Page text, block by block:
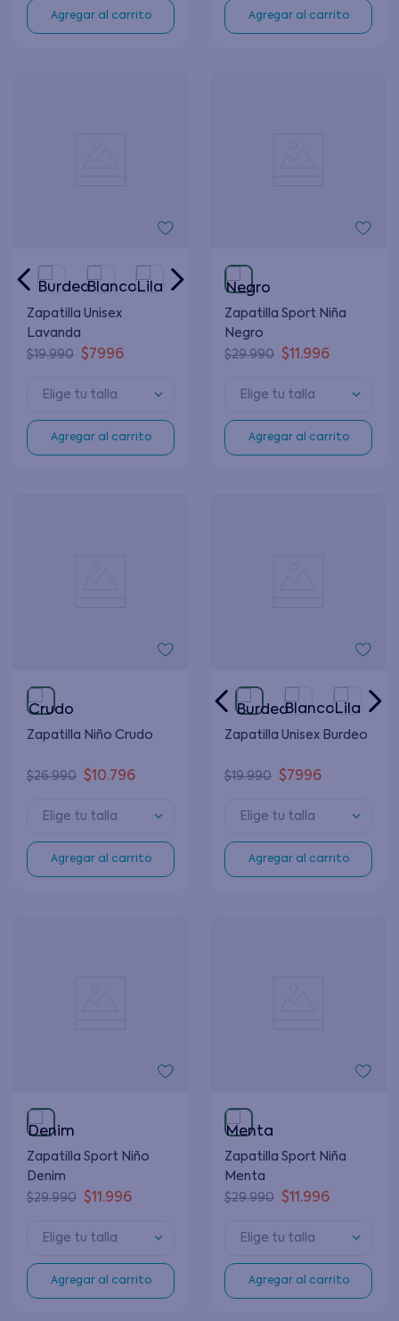
Agregar al carrito Agregar al carrito
Zapatilla Unisex
Lavanda
$19.990 $7996
Elige tu talla
Agregar al carrito
Zapatilla Sport Niña
Negro
$29.990 $11 .996
Elige tu talla
Agregar al carrito
Zapatilla Niño Crudo
$26.990 $10.796
Elige tu talla
Agregar al carrito
Zapatilla Unisex Burdeo
$19.990 $7996
Elige tu talla
Agregar al carrito
Zapatilla Sport Niño
Denim
$29.990 $11 .996
Elige tu talla
Agregar al carrito
Zapatilla Sport Niña
Menta
$29.990 $11 .996
Elige tu talla
Agregar al carrito